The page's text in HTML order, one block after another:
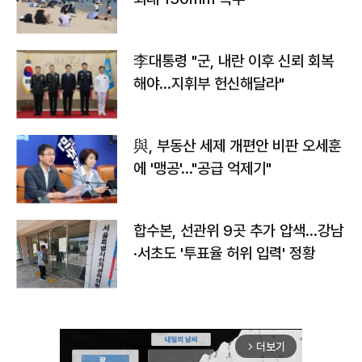
李대통령 "군, 내란 이후 신뢰 회복
해야…지휘부 헌신해달라"
與, 부동산 세제 개편안 비판 오세훈
에 '맹공'…"공급 억제기"
합수본, 선관위 9곳 추가 압색…강남
·서초도 '투표율 허위 입력' 정황
arrow_forward_ios 더보기